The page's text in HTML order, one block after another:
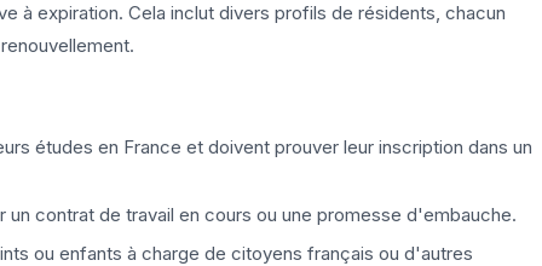
à expiration. Cela inclut divers profils de résidents, chacun
études en France et doivent prouver leur inscription dans un
contrat de travail en cours ou une promesse d'embauche.
ou enfants à charge de citoyens français ou d'autres